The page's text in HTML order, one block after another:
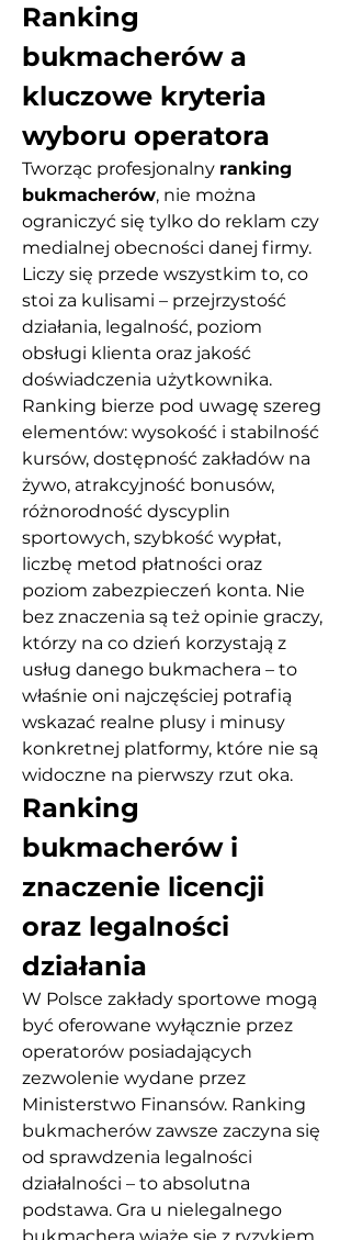
Ranking
bukmacherów a
kluczowe kryteria
wyboru operatora
Tworząc profesjonalny ranking
bukmacherów, nie można
ograniczyć się tylko do reklam czy
medialnej obecności danej firmy.
Liczy się przede wszystkim to, co
stoi za kulisami – przejrzystość
działania, legalność, poziom
obsługi klienta oraz jakość
doświadczenia użytkownika.
Ranking bierze pod uwagę szereg
elementów: wysokość i stabilność
kursów, dostępność zakładów na
żywo, atrakcyjność bonusów,
różnorodność dyscyplin
sportowych, szybkość wypłat,
liczbę metod płatności oraz
poziom zabezpieczeń konta. Nie
bez znaczenia są też opinie graczy,
którzy na co dzień korzystają z
usług danego bukmachera – to
właśnie oni najczęściej potrafią
wskazać realne plusy i minusy
konkretnej platformy, które nie są
widoczne na pierwszy rzut oka.
Ranking
bukmacherów i
znaczenie licencji
oraz legalności
działania
W Polsce zakłady sportowe mogą
być oferowane wyłącznie przez
operatorów posiadających
zezwolenie wydane przez
Ministerstwo Finansów. Ranking
bukmacherów zawsze zaczyna się
od sprawdzenia legalności
działalności – to absolutna
podstawa. Gra u nielegalnego